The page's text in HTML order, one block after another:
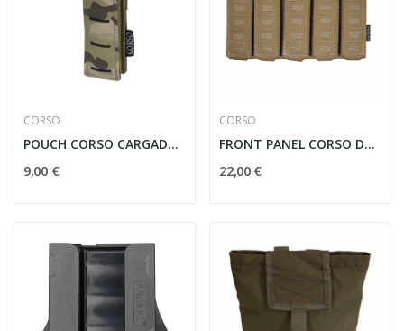
CORSO
POUCH CORSO CARGADOR PISTOLA SIMPLE DAGGER MK1...
9,00 €
CORSO
FRONT PANEL CORSO DAGGER MP5/MP7 COYOTE
22,00 €